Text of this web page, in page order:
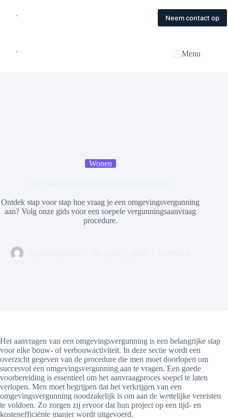
Contact
Neem contact op
Menu
Wonen
Ontdek stap voor stap hoe vraag je een omgevingsvergunning
aan? Volg onze gids voor een soepele vergunningsaanvraag
procedure.
Het aanvragen van een omgevingsvergunning is een belangrijke stap
voor elke bouw- of verbouwactiviteit. In deze sectie wordt een
overzicht gegeven van de procedure die men moet doorlopen om
succesvol een omgevingsvergunning aan te vragen. Een goede
voorbereiding is essentieel om het aanvraagproces soepel te laten
verlopen. Men moet begrijpen dat het verkrijgen van een
omgevingsvergunning noodzakelijk is om aan de wettelijke vereisten
te voldoen. Zo zorgen zij ervoor dat hun project op een tijd- en
kostenefficiënte manier wordt uitgevoerd.